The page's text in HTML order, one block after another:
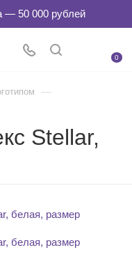
0
—
Stellar,